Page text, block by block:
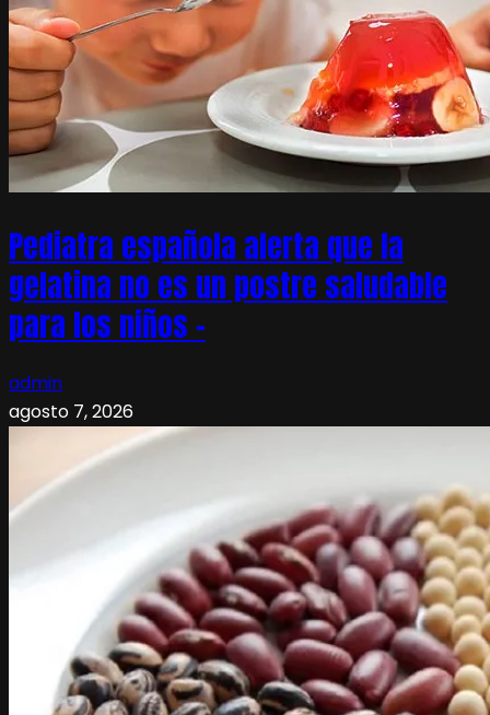
Pediatra española alerta que la
gelatina no es un postre saludable
para los niños –
admin
agosto 7, 2026